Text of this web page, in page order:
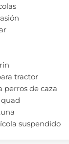
tractor
perros de caza
suspendido